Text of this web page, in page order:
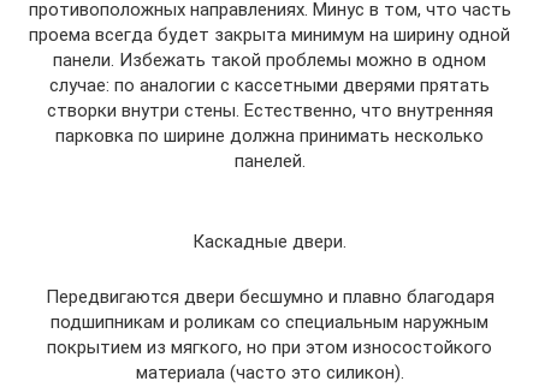
противоположных направлениях. Минус в том, что часть
проема всегда будет закрыта минимум на ширину одной
панели. Избежать такой проблемы можно в одном
случае: по аналогии с кассетными дверями прятать
створки внутри стены. Естественно, что внутренняя
парковка по ширине должна принимать несколько
панелей.
Каскадные двери.
Передвигаются двери бесшумно и плавно благодаря
подшипникам и роликам со специальным наружным
покрытием из мягкого, но при этом износостойкого
материала (часто это силикон).